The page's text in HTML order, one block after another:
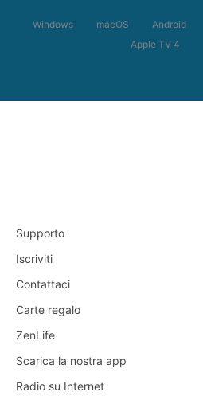
Windows macOS Android
Apple TV 4
Supporto
Iscriviti
Contattaci
Carte regalo
ZenLife
Scarica la nostra app
Radio su Internet